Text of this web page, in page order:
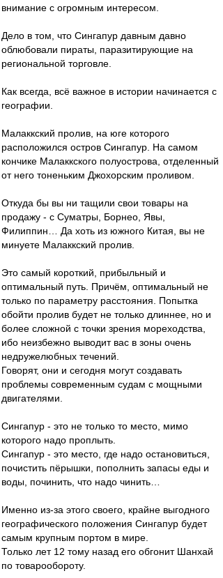
внимание с огромным интересом.
Дело в том, что Сингапур давным давно
облюбовали пираты, паразитирующие на
региональной торговле.
Как всегда, всё важное в истории начинается с
географии.
Малаккский пролив, на юге которого
расположился остров Сингапур. На самом
кончике Малаккского полуострова, отделенный
от него тоненьким Джохорским проливом.
Откуда бы вы ни тащили свои товары на
продажу - с Суматры, Борнео, Явы,
Филиппин… Да хоть из южного Китая, вы не
минуете Малаккский пролив.
Это самый короткий, прибыльный и
оптимальный путь. Причём, оптимальный не
только по параметру расстояния. Попытка
обойти пролив будет не только длиннее, но и
более сложной с точки зрения мореходства,
ибо неизбежно выводит вас в зоны очень
недружелюбных течений.
Говорят, они и сегодня могут создавать
проблемы современным судам с мощными
двигателями.
Сингапур - это не только то место, мимо
которого надо проплыть.
Сингапур - это место, где надо остановиться,
почистить пёрышки, пополнить запасы еды и
воды, починить, что надо чинить…
Именно из-за этого своего, крайне выгодного
географического положения Сингапур будет
самым крупным портом в мире.
Только лет 12 тому назад его обгонит Шанхай
по товарообороту.